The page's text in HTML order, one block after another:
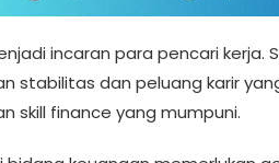
incaran para pencari kerja.
stabilitas dan peluang karir
skill finance yang mumpuni.